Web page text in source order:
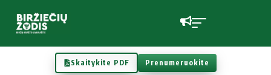
Skaitykite PDF Prenumeruokite